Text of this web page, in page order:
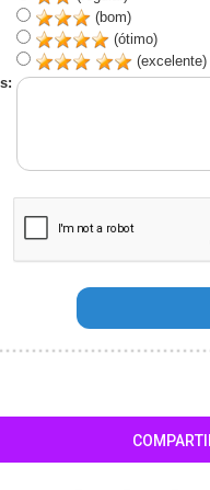
(bom)
(ótimo)
(excelente)